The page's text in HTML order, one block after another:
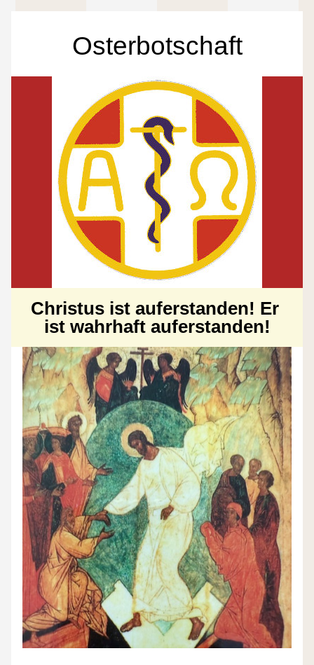
Osterbotschaft
Christus ist auferstanden! Er
ist wahrhaft auferstanden!